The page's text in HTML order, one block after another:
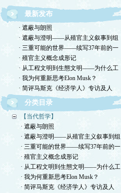
最新发布
· 遮蔽与朗照
· 遮蔽与澄明——从殖官主义叙事到组
· 三重可能的世界——续写37年前的一
· 殖官主义概念成形记
· 从工程文明到生態文明——为什么工
· 我为何重新思考Elon Musk？
· 简评马斯克《经济学人》专访及人
分类目录
【当代哲学】
· 遮蔽与朗照
· 遮蔽与澄明——从殖官主义叙事到组
· 三重可能的世界——续写37年前的一
· 殖官主义概念成形记
· 从工程文明到生態文明——为什么工
· 我为何重新思考Elon Musk？
· 简评马斯克《经济学人》专访及人